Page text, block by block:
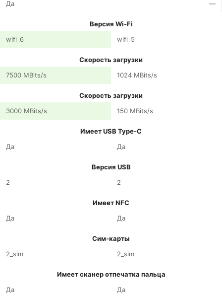
Да
—
Версия Wi-Fi
wifi_6
wifi_5
Скорость загрузки
7500 MBits/s
1024 MBits/s
Скорость загрузки
3000 MBits/s
150 MBits/s
Имеет USB Type-C
Да
Да
Версия USB
2
2
Имеет NFC
Да
Да
Сим-карты
2_sim
2_sim
Имеет сканер отпечатка пальца
Да
Да